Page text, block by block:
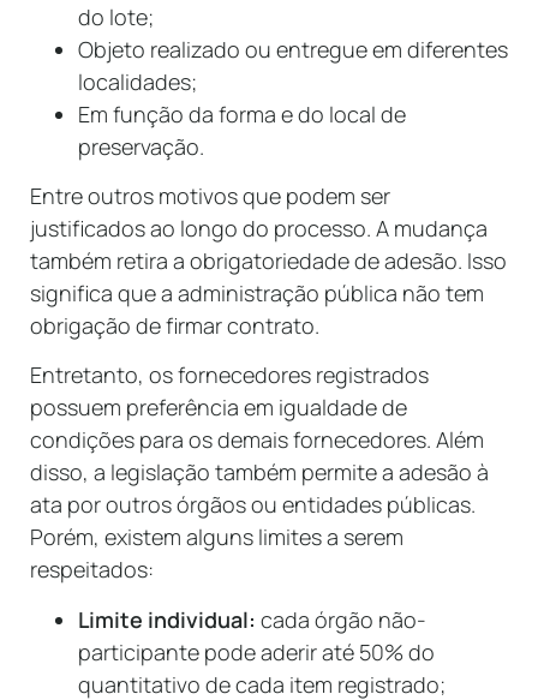
do lote;
Objeto realizado ou entregue em diferentes
localidades;
Em função da forma e do local de
preservação.
Entre outros motivos que podem ser
justificados ao longo do processo. A mudança
também retira a obrigatoriedade de adesão. Isso
significa que a administração pública não tem
obrigação de firmar contrato.
Entretanto, os fornecedores registrados
possuem preferência em igualdade de
condições para os demais fornecedores. Além
disso, a legislação também permite a adesão à
ata por outros órgãos ou entidades públicas.
Porém, existem alguns limites a serem
respeitados:
Limite individual: cada órgão não-
participante pode aderir até 50% do
quantitativo de cada item registrado;